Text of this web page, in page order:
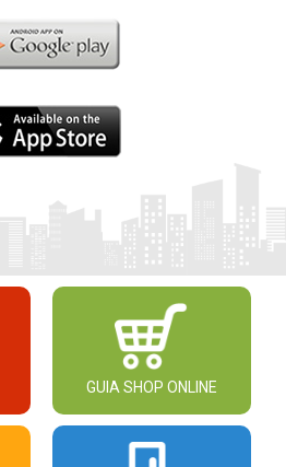
GUIA SHOP ONLINE